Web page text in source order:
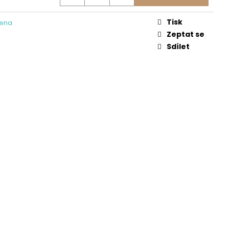
Tisk
Zeptat se
Sdílet
LÁTKA V ZELENÉM